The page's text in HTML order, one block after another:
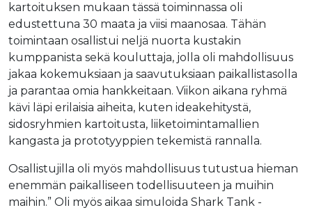
kartoituksen mukaan tässä toiminnassa oli
edustettuna 30 maata ja viisi maanosaa. Tähän
toimintaan osallistui neljä nuorta kustakin
kumppanista sekä kouluttaja, jolla oli mahdollisuus
jakaa kokemuksiaan ja saavutuksiaan paikallistasolla
ja parantaa omia hankkeitaan. Viikon aikana ryhmä
kävi läpi erilaisia aiheita, kuten ideakehitystä,
sidosryhmien kartoitusta, liiketoimintamallien
kangasta ja prototyyppien tekemistä rannalla.
Osallistujilla oli myös mahdollisuus tutustua hieman
enemmän paikalliseen todellisuuteen ja muihin
maihin.” Oli myös aikaa simuloida Shark Tank -